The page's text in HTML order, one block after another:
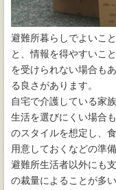
避難所暮らしでよいこ
と、情報を得やすいこ
を受けられない場合も
る良さがあります。
自宅で介護している家
生活を選びにくい場合
のスタイルを想定し、
用意しておくなどの準
避難所生活者以外にも
の裁量によることが多